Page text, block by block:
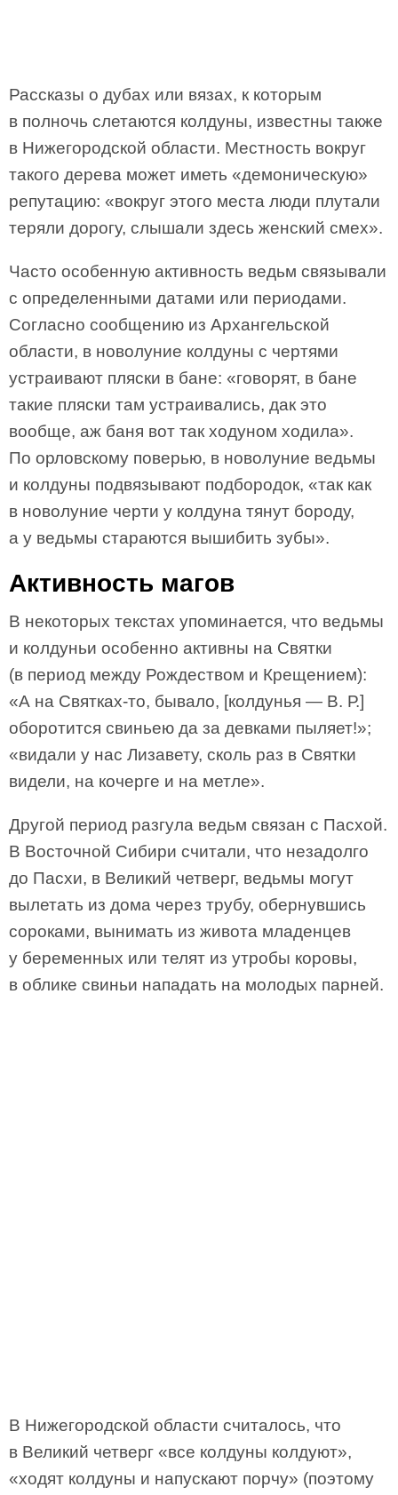
Рассказы о дубах или вязах, к которым
в полночь слетаются колдуны, известны также
в Нижегородской области. Местность вокруг
такого дерева может иметь «демоническую»
репутацию: «вокруг этого места люди плутали
теряли дорогу, слышали здесь женский смех».
Часто особенную активность ведьм связывали
с определенными датами или периодами.
Согласно сообщению из Архангельской
области, в новолуние колдуны с чертями
устраивают пляски в бане: «говорят, в бане
такие пляски там устраивались, дак это
вообще, аж баня вот так ходуном ходила».
По орловскому поверью, в новолуние ведьмы
и колдуны подвязывают подбородок, «так как
в новолуние черти у колдуна тянут бороду,
а у ведьмы стараются вышибить зубы».
Активность магов
В некоторых текстах упоминается, что ведьмы
и колдуньи особенно активны на Святки
(в период между Рождеством и Крещением):
«А на Святках-то, бывало, [колдунья — В. Р.]
оборотится свиньею да за девками пыляет!»;
«видали у нас Лизавету, сколь раз в Святки
видели, на кочерге и на метле».
Другой период разгула ведьм связан с Пасхой.
В Восточной Сибири считали, что незадолго
до Пасхи, в Великий четверг, ведьмы могут
вылетать из дома через трубу, обернувшись
сороками, вынимать из живота младенцев
у беременных или телят из утробы коровы,
в облике свиньи нападать на молодых парней.
В Нижегородской области считалось, что
в Великий четверг «все колдуны колдуют»,
«ходят колдуны и напускают порчу» (поэтому